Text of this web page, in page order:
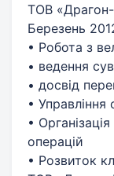
ТОВ
Березень
• Робота з
• ведення
• досвід
• Управління
•
операцій
• Розвиток